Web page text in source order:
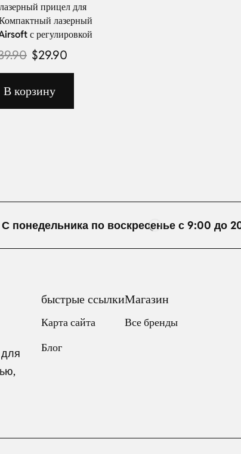
прицел для
лазерный
с регулировкой
$29.90
В корзину
С понедельника по воскресенье с 9:00 до
быстрые ссылки
Карта сайта
Блог
Магазин
Все бренды